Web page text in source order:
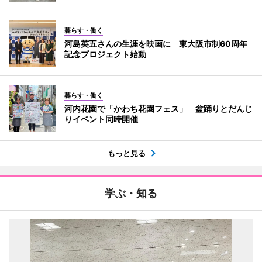
暮らす・働く
河島英五さんの生涯を映画に 東大阪市制60周年
記念プロジェクト始動
暮らす・働く
河内花園で「かわち花園フェス」 盆踊りとだんじ
りイベント同時開催
もっと見る
学ぶ・知る